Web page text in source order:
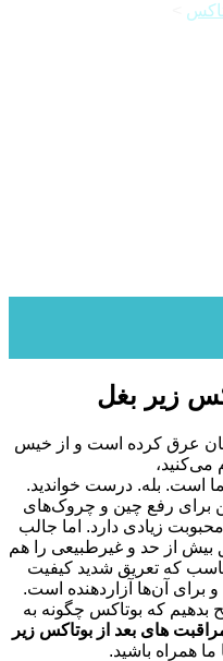
زیر بغل
عرق کرده است و از خیس
است. بله. درست خواندید.
برای رفع چین و چروک‌های
زیادی دارد. اما جالب
بیش از حد و غیرطبیعی را هم
که تعریق شدید کیفیت
برای آن‌ها آزاردهنده است.
بدهیم که بوتاکس چگونه به
های بعد از بوتاکس زیر
همراه باشید.